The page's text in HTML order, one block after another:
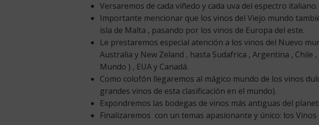
Versaremos de cada viñedo y cada uva del espectro italiano.
Importante mencionar que los vinos del Viejo mundo
isla de Malta , pasando por los vinos de Europa del este.
Le prestaremos especial atención a los vinos del Nuevo
Australia y New Zeland , hasta Sudafrica , Argentina ,
Mundo ) , EUA y Canadá.
Como colofón llegaremos al mágico mundo de los vinos
grandes vinos de esta clasificación en el mundo).
Expondremos las bodegas de vinos más antiguas del
Finalizaremos con un temas apasionante y único: los